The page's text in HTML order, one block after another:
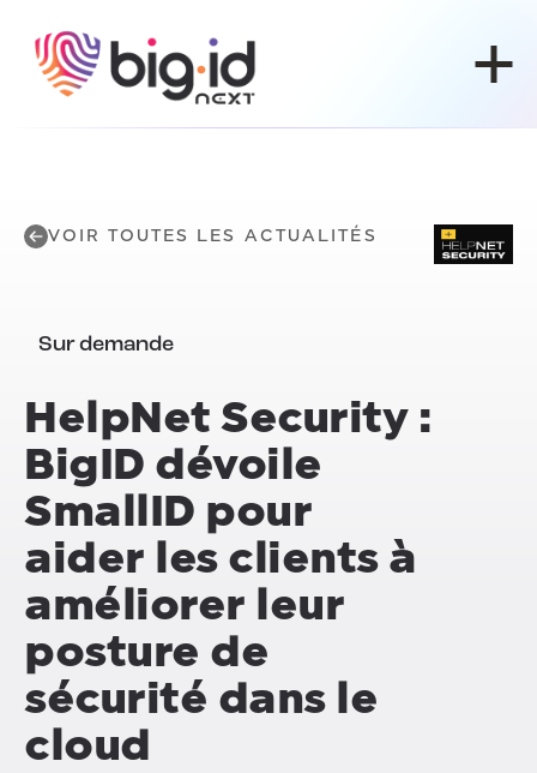
VOIR TOUTES LES ACTUALITÉS
Sur demande
HelpNet Security :
BigID dévoile
SmallID pour
aider les clients à
améliorer leur
posture de
sécurité dans le
cloud